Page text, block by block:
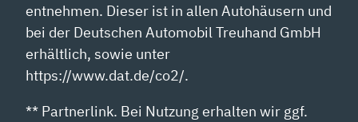
entnehmen. Dieser ist in allen Autohäusern und
bei der Deutschen Automobil Treuhand GmbH
erhältlich, sowie unter
https://www.dat.de/co2/.
** Partnerlink. Bei Nutzung erhalten wir ggf.